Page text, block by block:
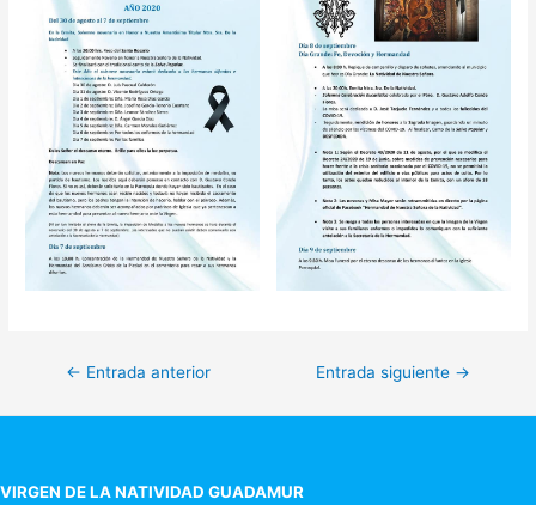
Navegación
de
← Entrada anterior Entrada siguiente →
VIRGEN DE LA NATIVIDAD GUADAMUR